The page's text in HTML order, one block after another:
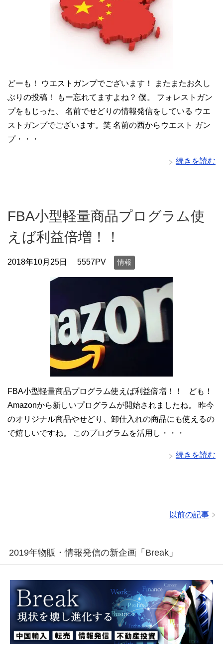
どーも！ ウエストガンプでございます！ またまたお久し
ぶりの投稿！ もー忘れてますよね？ 僕。 フォレストガン
プをもじった、 名前でせどりの情報発信をしている ウエ
ストガンプでございます。笑 名前の西からウエスト ガン
プ・・・
続きを読む
FBA小型軽量商品プログラム使
えば利益倍増！！
2018年10月25日 5557PV 情報
FBA小型軽量商品プログラム使えば利益倍増！！ ども！
Amazonから新しいプログラムが開始されましたね。 昨今
のオリジナル商品やせどり、卸仕入れの商品にも使えるの
で嬉しいですね。 このプログラムを活用し・・・
続きを読む
以前の記事
2019年物販・情報発信の新企画「Break」